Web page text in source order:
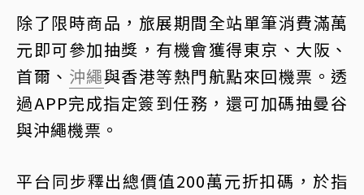
除了限時商品，旅展期間全站單筆消費滿萬
元即可參加抽獎，有機會獲得東京、大阪、
首爾、 沖繩與香港等熱門航點來回機票。透
過APP完成指定簽到任務，還可加碼抽曼谷
與沖繩機票。
平台同步釋出總價值200萬元折扣碼，於指